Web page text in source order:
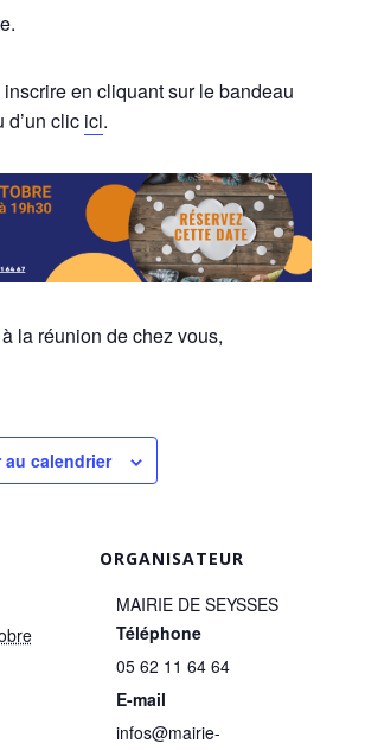
en cliquant sur le bandeau
d’un clic ici.
la réunion de chez vous,
au calendrier
ORGANISATEUR
MAIRIE DE SEYSSES
Téléphone
05 62 11 64 64
E-mail
infos@mairie-